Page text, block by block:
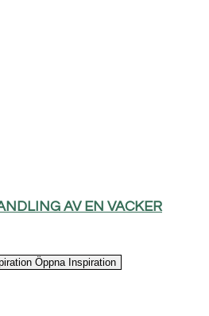
AV EN VACKER
Öppna Inspiration